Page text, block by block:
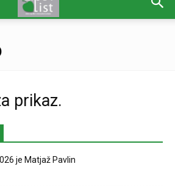
prikaz.
je Matjaž Pavlin